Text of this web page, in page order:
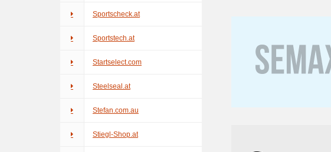
Sportscheck.at
Sportstech.at
Startselect.com
Steelseal.at
Stefan.com.au
Stiegl-Shop.at